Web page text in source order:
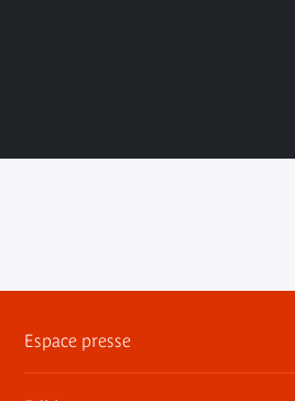
Espace presse